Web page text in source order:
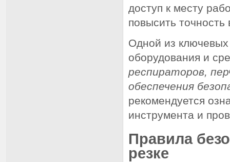
доступ к месту
повысить
Одной из ключевых
оборудования и
респираторов,
обеспечения
рекомендуется
инструмента и
Правила
резке